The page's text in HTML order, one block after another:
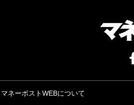
マネーポストWEBについて